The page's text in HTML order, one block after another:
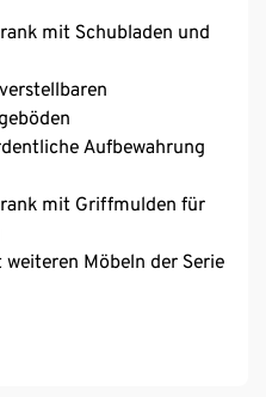
mit Schubladen und
Aufbewahrung
mit Griffmulden für
Möbeln der Serie
Made in Germany und
Engel sowie dem